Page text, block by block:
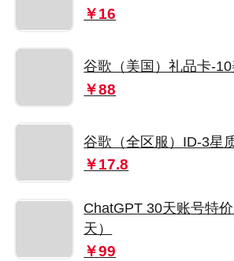
￥16
谷歌（美国）礼品卡-
￥88
谷歌（全区服）ID-3星
￥17.8
ChatGPT 30天账号特
天）
￥99